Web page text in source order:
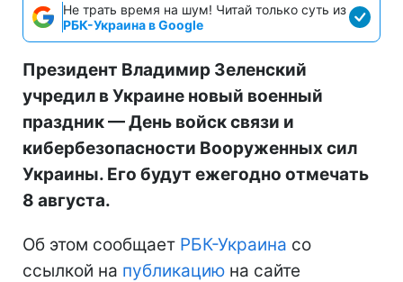
Не трать время на шум! Читай только суть из
РБК-Украина в Google
Президент Владимир Зеленский
учредил в Украине новый военный
праздник — День войск связи и
кибербезопасности Вооруженных сил
Украины. Его будут ежегодно отмечать
8 августа.
Об этом сообщает РБК-Украина со
ссылкой на публикацию на сайте